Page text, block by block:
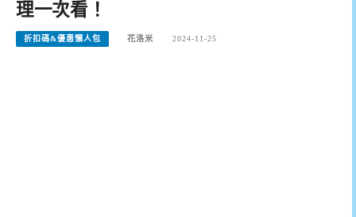
理一次看！
折扣碼&優惠懶人包 花洛米 2024-11-25